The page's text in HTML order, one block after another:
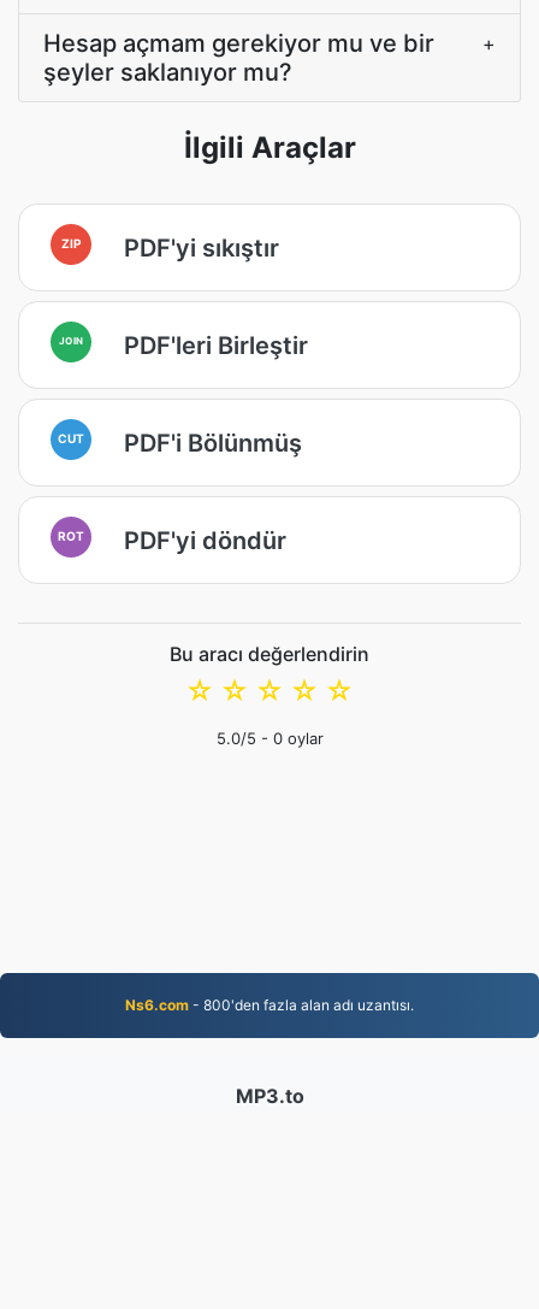
Hesap açmam gerekiyor mu ve bir
şeyler saklanıyor mu?
+
İlgili Araçlar
ZIP PDF'yi sıkıştır
JOIN PDF'leri Birleştir
CUT PDF'i Bölünmüş
ROT PDF'yi döndür
Bu aracı değerlendirin
☆
☆
☆
☆
☆
5.0/5 - 0oylar
Ns6.com - 800'den fazla alan adı uzantısı.
MP3.to